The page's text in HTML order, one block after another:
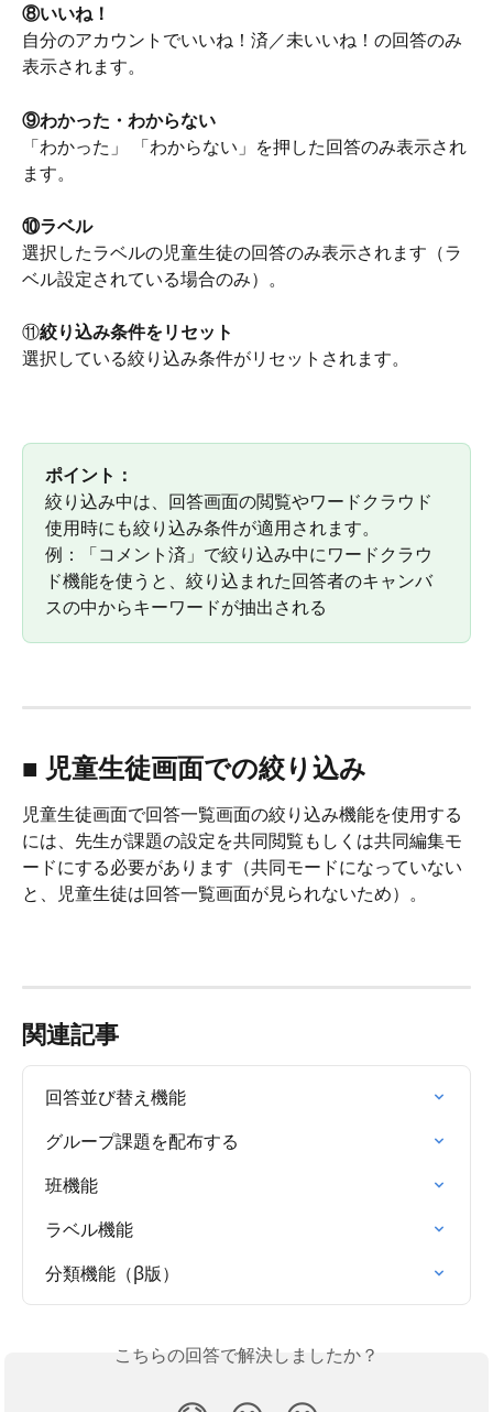
⑧いいね！
自分のアカウントでいいね！済／未いいね！の回答のみ
表示されます。
⑨わかった・わからない
「わかった」 「わからない」を押した回答のみ表示され
ます。
⑩ラベル
選択したラベルの児童生徒の回答のみ表示されます（ラ
ベル設定されている場合のみ）。
⑪絞り込み条件をリセット
選択している絞り込み条件がリセットされます。
ポイント：
絞り込み中は、回答画面の閲覧やワードクラウド
使用時にも絞り込み条件が適用されます。
例：「コメント済」で絞り込み中にワードクラウ
ド機能を使うと、絞り込まれた回答者のキャンバ
スの中からキーワードが抽出される
■ 児童生徒画面での絞り込み
児童生徒画面で回答一覧画面の絞り込み機能を使用する
には、先生が課題の設定を共同閲覧もしくは共同編集モ
ードにする必要があります（共同モードになっていない
と、児童生徒は回答一覧画面が見られないため）。
関連記事
回答並び替え機能
グループ課題を配布する
班機能
ラベル機能
分類機能（β版）
こちらの回答で解決しましたか？